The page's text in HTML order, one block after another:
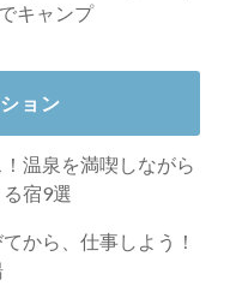
キャンプ
ョン
温泉を満喫しながら
宿9選
から、仕事しよう！